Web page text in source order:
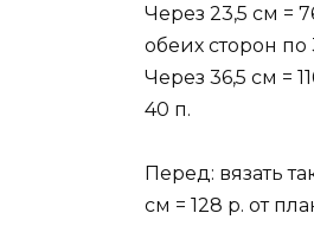
Через 23,5 см =
обеих сторон по
Через 36,5 см =
40 п.
Перед: вязать
см = 128 р. от